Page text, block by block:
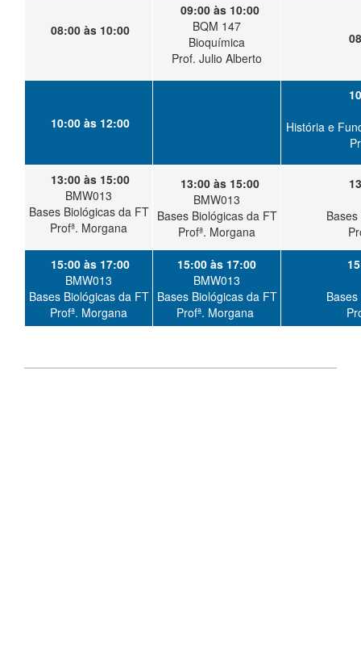
08:00 às 10:00
09:00 às 10:00
BQM 147
Bioquímica
Prof. Julio Alberto
10:00 às 12:00
História e
13:00 às 15:00
BMW013
Bases Biológicas da FT
Profª. Morgana
13:00 às 15:00
BMW013
Bases Biológicas da FT
Profª. Morgana
15:00 às 17:00
BMW013
Bases Biológicas da FT
Profª. Morgana
15:00 às 17:00
BMW013
Bases Biológicas da FT
Profª. Morgana